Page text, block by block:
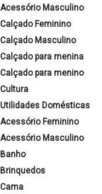
Acessório Masculino
Calçado Feminino
Calçado Masculino
Calçado para menina
Calçado para menino
Cultura
Utilidades Domésticas
Acessório Feminino
Acessório Masculino
Banho
Brinquedos
Cama